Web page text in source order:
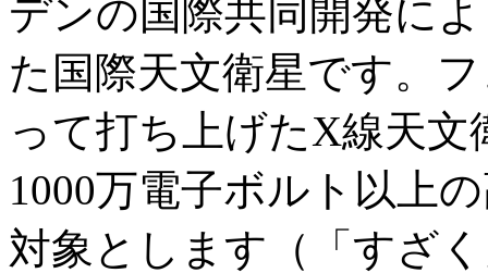
デンの国際共同開発に
た国際天文衛星です。
って打ち上げたX線天
1000万電子ボルト以上
対象とします（「すざ